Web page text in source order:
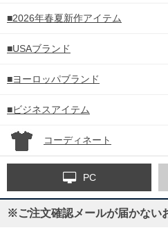
■2026年春夏新作アイテム
■USAブランド
■ヨーロッパブランド
■ビジネスアイテム
コーディネート
PC
※ご注文確認メールが届かない